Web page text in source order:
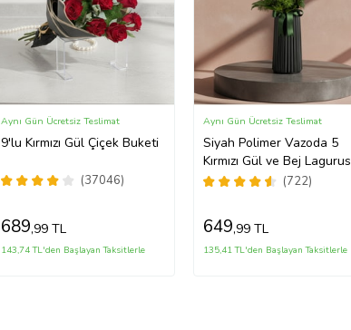
9'lu Kırmızı Gül Çiçek Buketi
(37046)
Aynı Gün Ücretsiz Teslimat
689,99 TL
143,74 TL'den Başlayan Taksitlerle
Siyah Polimer Vazoda 5
Kırmızı Gül ve Bej Lagurus
(722)
Aynı Gün Ücretsiz Teslimat
649,99 TL
135,41 TL'den Başlayan Taksitlerle